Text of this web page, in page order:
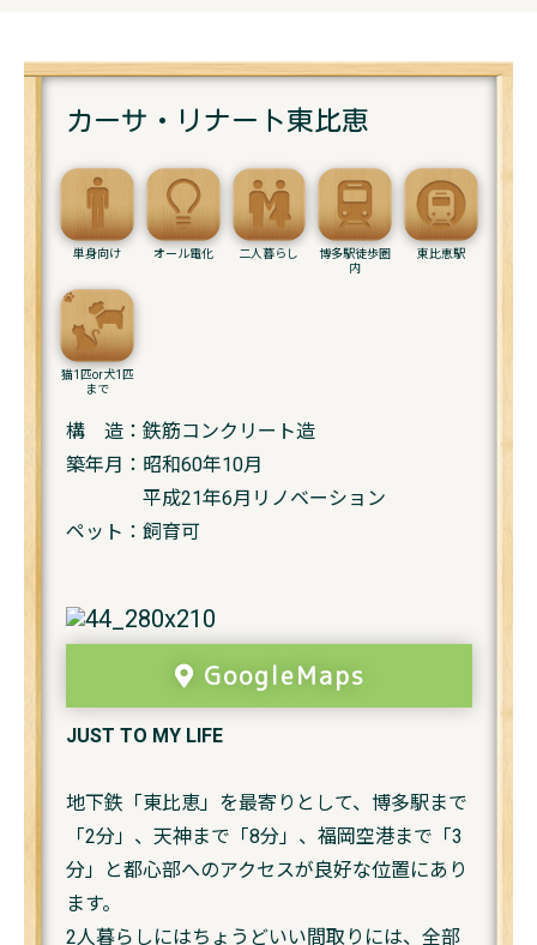
カーサ・リナート東比恵
単身向け オール電化 二人暮らし
博多駅徒歩圏
内
東比恵駅
猫1匹or犬1匹
まで
構 造：鉄筋コンクリート造
築年月：昭和60年10月
平成21年6月リノベーション
ペット：飼育可
GoogleMaps
JUST TO MY LIFE
地下鉄「東比恵」を最寄りとして、博多駅まで
「2分」、天神まで「8分」、福岡空港まで「3
分」と都心部へのアクセスが良好な位置にあり
ます。
2人暮らしにはちょうどいい間取りには、全部